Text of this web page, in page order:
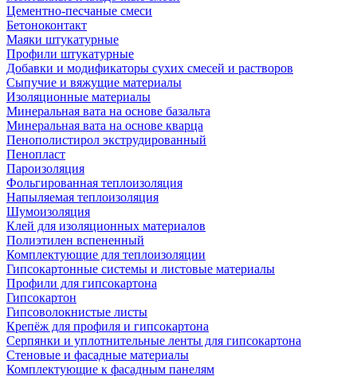
Цементно-песчаные смеси
Бетоноконтакт
Маяки штукатурные
Профили штукатурные
Добавки и модификаторы сухих смесей и растворов
Сыпучие и вяжущие материалы
Изоляционные материалы
Минеральная вата на основе базальта
Минеральная вата на основе кварца
Пенополистирол экструдированный
Пенопласт
Пароизоляция
Фольгированная теплоизоляция
Напыляемая теплоизоляция
Шумоизоляция
Клей для изоляционных материалов
Полиэтилен вспененный
Комплектующие для теплоизоляции
Гипсокартонные системы и листовые материалы
Профили для гипсокартона
Гипсокартон
Гипсоволокнистые листы
Крепёж для профиля и гипсокартона
Серпянки и уплотнительные ленты для гипсокартона
Стеновые и фасадные материалы
Комплектующие к фасадным панелям